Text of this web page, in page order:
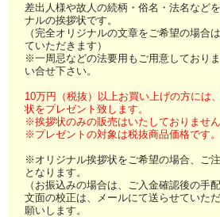
差出人様や故人の続柄・俗名・法名など
ナルの挨拶状です。
（完全オリジナルの文章をご希望の場合
ていただきます）
※一周忌などの法要用もご用意しており
い合せ下さい。
10万円（税抜）以上お買い上げの方には
状をプレゼント致します。
※挨拶状のみの販売はいたしておりません
※プレゼントの対象は税抜商品価格です
※オリジナル挨拶状をご希望の場合、ご
となります。
（お振込みの場合は、ご入金確認後の手
文面の校正は、メールにて送らせていた
願いします。